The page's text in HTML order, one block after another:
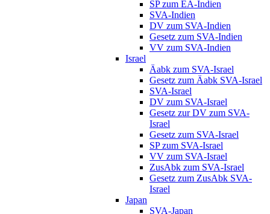
SP zum EA-Indien
SVA-Indien
DV zum SVA-Indien
Gesetz zum SVA-Indien
VV zum SVA-Indien
Israel
Äabk zum SVA-Israel
Gesetz zum Äabk SVA-Israel
SVA-Israel
DV zum SVA-Israel
Gesetz zur DV zum SVA-
Israel
Gesetz zum SVA-Israel
SP zum SVA-Israel
VV zum SVA-Israel
ZusAbk zum SVA-Israel
Gesetz zum ZusAbk SVA-
Israel
Japan
SVA-Japan